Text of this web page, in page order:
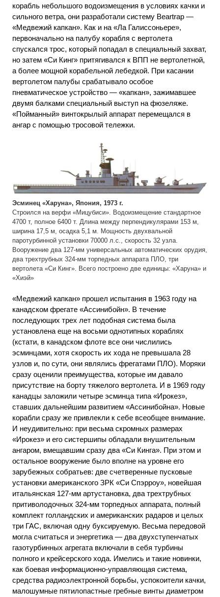
корабль небольшого водоизмещения в условиях качки и
сильного ветра, они разработали систему Beartrap —
«Медвежий капкан». Как и на «Ла Галиссоньере»,
первоначально на палубу корабля с вертолета
спускался трос, который попадал в специальный захват,
но затем «Си Кинг» притягивался к ВПП не вертолетной,
а более мощной корабельной лебедкой. При касании
вертолетом палубы срабатывало особое
пневматическое устройство — «капкан», зажимавшее
двумя балками специальный выступ на фюзеляже.
«Пойманный» винтокрылый аппарат перемещался в
ангар с помощью тросовой тележки.
Эсминец «Харуна», Япония, 1973 г.
Строился на верфи «Мицубиси». Водоизмещение стандартное
4700 т, полное 6400 т. Длина между перпендикулярами 153 м,
ширина 17,5 м, осадка 5,1 м. Мощность двухвальной
паротурбинной установки 70000 л.с., скорость 32 узла.
Вооружение два 127-мм универсальных автоматических орудия,
два трехтрубных 324-мм торпедных аппарата ПЛО, три
вертолета «Си Кинг». Всего построено две единицы: «Харуна» и
«Хиэй»
«Медвежий капкан» прошел испытания в 1963 году на
канадском фрегате «Ассинибойн». В течение
последующих трех лет подобная система была
установлена еще на восьми однотипных кораблях
(кстати, в канадском флоте все они числились
эсминцами, хотя скорость их хода не превышала 28
узлов и, по сути, они являлись фрегатами ПЛО). Моряки
сразу оценили преимущества, которые им давало
присутствие на борту тяжелого вертолета. И в 1969 году
канадцы заложили четыре эсминца типа «Ирокез»,
ставших дальнейшим развитием «Ассинибойна». Новые
корабли сразу же привлекли к себе всеобщее внимание.
И неудивительно: при весьма скромных размерах
«Ирокез» и его систершипы обладали внушительным
ангаром, вмещавшим сразу два «Си Кинга». При этом и
остальное вооружение было вполне на уровне его
зарубежных собратьев: две счетверенные пусковые
установки американского ЗРК «Си Спэрроу», новейшая
итальянская 127-мм артустановка, два трехтрубных
притиволодочных 324-мм торпедных аппарата, полный
комплект голландских и американских радаров и целых
три ГАС, включая одну буксируемую. Весьма передовой
могла считаться и энергетика — два двухступенчатых
газотурбинных агрегата включали в себя турбины
полного и крейсерского хода. Имелись и такие новинки,
как боевая информационно-управляющая система,
средства радиоэлектронной борьбы, успокоители качки,
малошумные пятилопастные гребные винты диаметром